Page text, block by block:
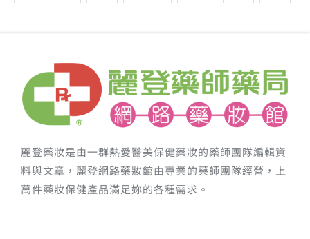
麗登藥妝是由一群熱愛醫美保健藥妝的藥師團隊編輯資
料與文章，麗登網路藥妝館由專業的藥師團隊經營，上
萬件藥妝保健產品滿足妳的各種需求。